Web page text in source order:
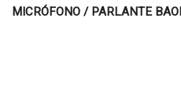
MICRÓFONO / PARLANTE